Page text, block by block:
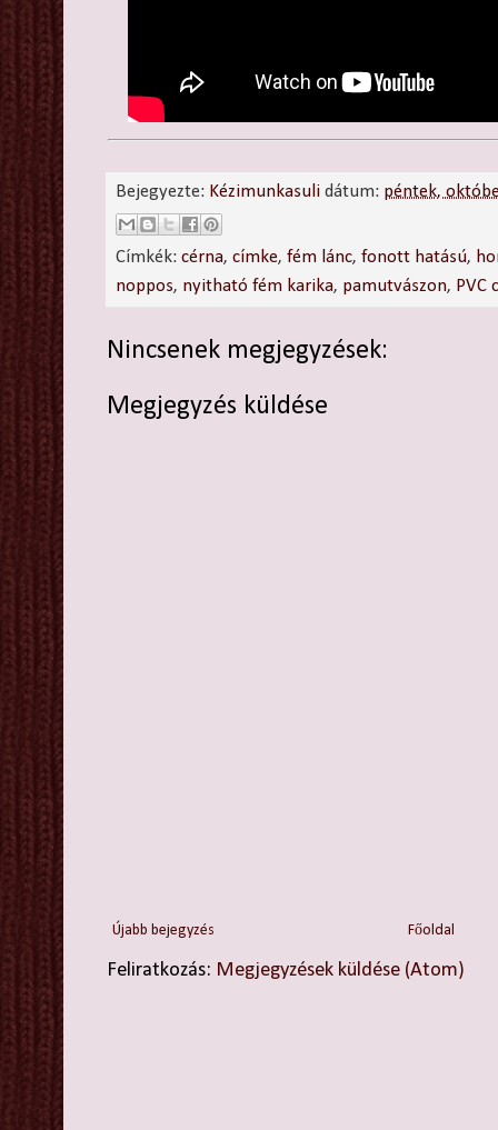
Bejegyezte: Kézimunkasuli dátum: péntek,
Címkék:cérna,címke,fém lánc,fonott hatású,
noppos, nyitható fém karika, pamutvászon, PVC
Nincsenek megjegyzések:
Megjegyzés küldése
Újabb bejegyzés Főoldal
Feliratkozás: Megjegyzések küldése (Atom)